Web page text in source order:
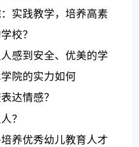
实践教学，培养高素
校？
感到安全、优美的学
院的实力如何
达情感？
？
养优秀幼儿教育人才